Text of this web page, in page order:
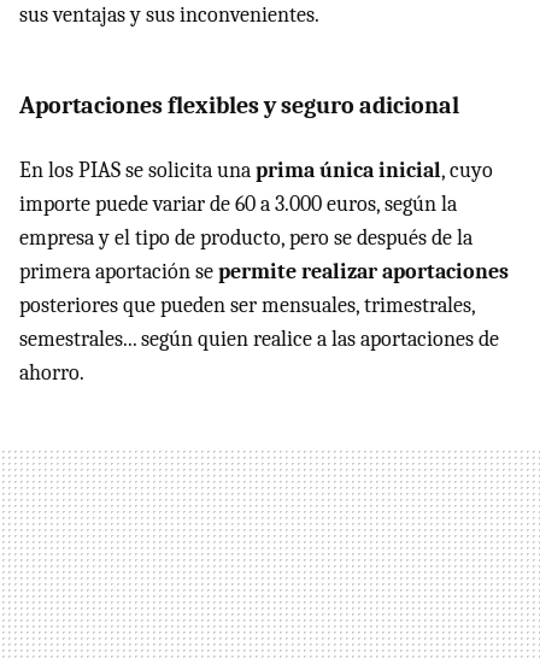
sus ventajas y sus inconvenientes.
Aportaciones flexibles y seguro adicional
En los PIAS se solicita unaprima única inicial, cuyo
importe puede variar de 60 a 3.000 euros, según la
empresa y el tipo de producto, pero se después de la
primera aportación sepermite realizar aportaciones
posteriores que pueden ser mensuales, trimestrales,
semestrales... según quien realice a las aportaciones de
ahorro.